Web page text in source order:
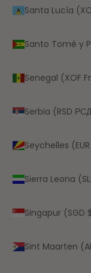
Santa Lucía
Santo Tomé y
Senegal (XOF
Serbia (RSD
Seychelles
Sierra Leona
Singapur (SGD
Sint Maarten